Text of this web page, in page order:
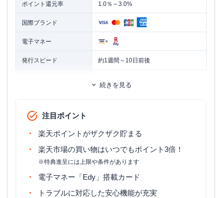
ポイント還元率 1.0％～3.0%
国際ブランド
電子マネー
発行スピード 約1週間～10日前後
家族カード
ETCカード発行期間
マイル還元率（最大） 0.5％
旅行傷害保険 海外旅行傷害保険
続きを見る
注目ポイント
楽天ポイントがザクザク貯まる
楽天市場の買い物はいつでもポイント3倍！
※特典進呈には上限や条件があります
電子マネー「Edy」搭載カード
トラブルに対応した安心機能が充実